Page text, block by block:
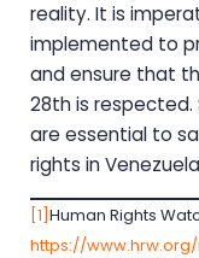
reality. It is
implemented to
and ensure that
28th is
are essential to
rights in
[1]Human Rights
https://